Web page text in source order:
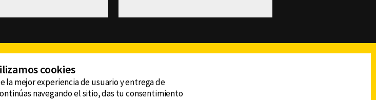
cookies
la mejor experiencia de usuario y entrega de
navegando el sitio, das tu consentimiento